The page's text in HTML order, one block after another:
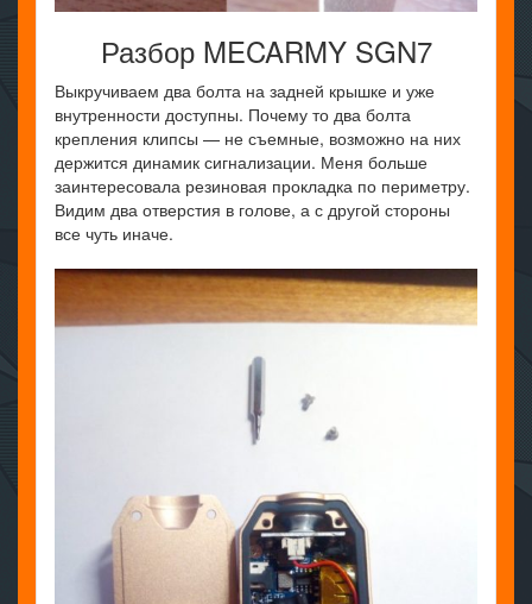
Разбор MECARMY SGN7
Выкручиваем два болта на задней крышке и уже
внутренности доступны. Почему то два болта
крепления клипсы — не съемные, возможно на них
держится динамик сигнализации. Меня больше
заинтересовала резиновая прокладка по периметру.
Видим два отверстия в голове, а с другой стороны
все чуть иначе.